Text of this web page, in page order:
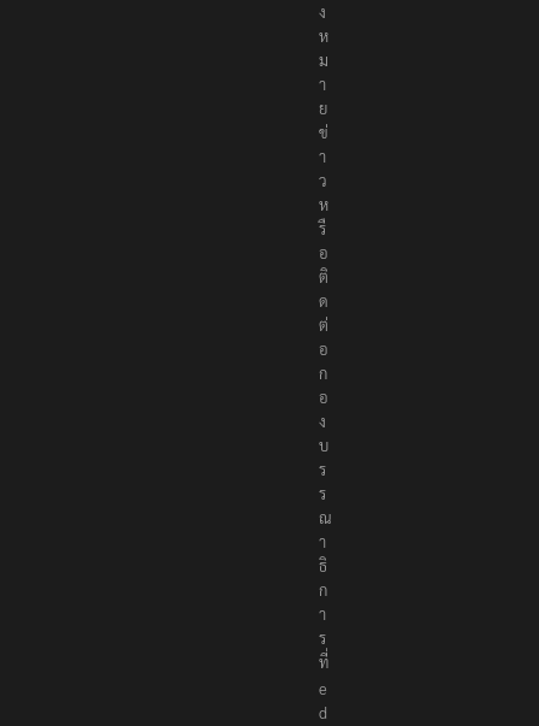
ง
ห
ม
า
ย
ข่
า
ว
ห
รื
อ
ติ
ด
ต่
อ
ก
อ
ง
บ
ร
ร
ณ
า
ธิ
ก
า
ร
ที่
e
d